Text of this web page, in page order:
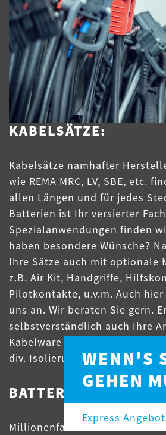
WENN'S
GEHEN
Express
KABELSÄTZE:
Kabelsätze namhafter
wie REMA MRC, LV, SBE, etc.
allen Längen und für jedes
Batterien ist Ihr versierter
Spezialanwendungen finden
haben besondere Wünsche?
Ihre Sätze auch mit optionale
z.B. Air Kit, Handgriffe,
Pilotkontakte, u.v.m. Auch
uns an. Wir beraten Sie gern.
selbstverständlich auch Ihre
Kabelware vom Standard- bis
div. Isolierungen und
Millionenfach bewährt und